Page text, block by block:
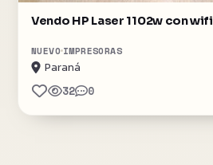
Vendo HP Laser 1102w con wifi
NUEVO IMPRESORAS
Paraná
32 0